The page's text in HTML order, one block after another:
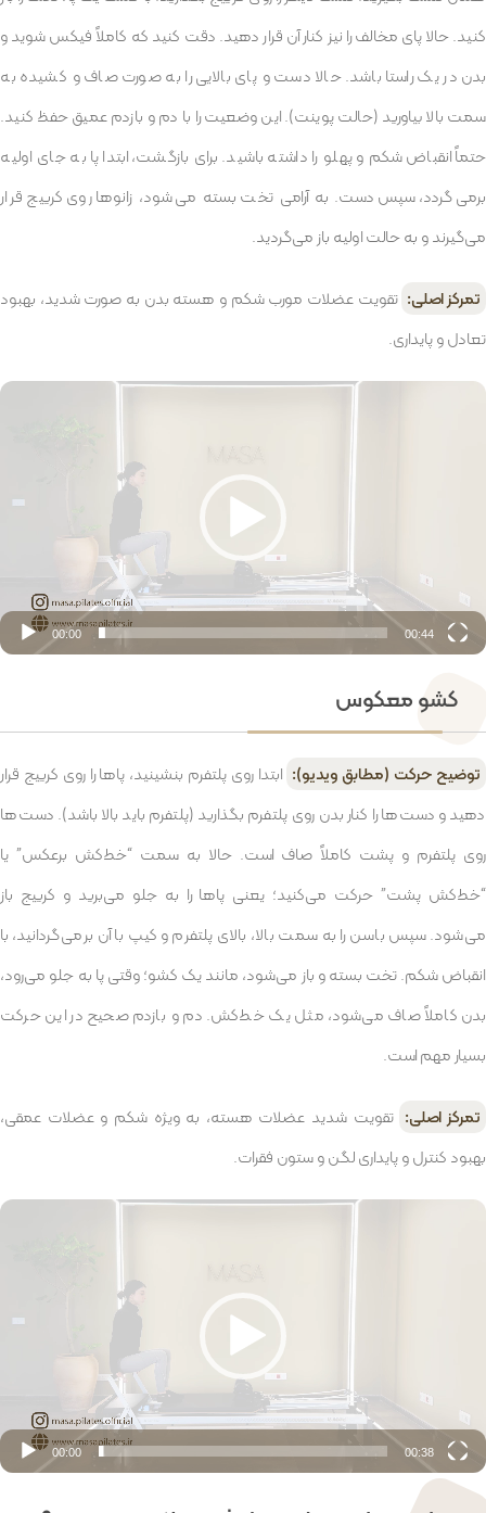
کنید. حالا پای مخالف را نیز کنار آن قرار دهید. دقت کنید که کاملاً فیکس شوید و
بدن در یک راستا باشد. حالا دست و پای بالایی را به صورت صاف و کشیده به
سمت بالا بیاورید (حالت پوینت). این وضعیت را با دم و بازدم عمیق حفظ کنید.
حتماً انقباض شکم و پهلو را داشته باشید. برای بازگشت، ابتدا پا به جای اولیه
برمی‌گردد، سپس دست. به آرامی تخت بسته می‌شود، زانوها روی کرییج قرار
می‌گیرند و به حالت اولیه باز می‌گردید.
تمرکز اصلی: تقویت عضلات مورب شکم و هسته بدن به صورت شدید، بهبود
تعادل و پایداری.
نمایشگر
00:00 00:44
کشو معکوس
توضیح حرکت (مطابق ویدیو): ابتدا روی پلتفرم بنشینید، پاها را روی کرییج قرار
دهید و دست‌ها را کنار بدن روی پلتفرم بگذارید (پلتفرم باید بالا باشد). دست‌ها
روی پلتفرم و پشت کاملاً صاف است. حالا به سمت “خط‌کش برعکس” یا
“خط‌کش پشت” حرکت می‌کنید؛ یعنی پاها را به جلو می‌برید و کرییج باز
می‌شود. سپس باسن را به سمت بالا، بالای پلتفرم و کیپ با آن برمی‌گردانید، با
انقباض شکم. تخت بسته و باز می‌شود، مانند یک کشو؛ وقتی پا به جلو می‌رود،
بدن کاملاً صاف می‌شود، مثل یک خط‌کش. دم و بازدم صحیح در این حرکت
بسیار مهم است.
تمرکز اصلی: تقویت شدید عضلات هسته، به ویژه شکم و عضلات عمقی،
بهبود کنترل و پایداری لگن و ستون فقرات.
نمایشگر
00:00 00:38